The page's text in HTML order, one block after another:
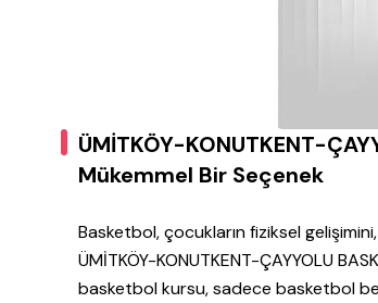
ÜMİTKÖY-KONUTKENT-
Mükemmel Bir Seçenek
Basketbol, çocukların fiziksel
ÜMİTKÖY-KONUTKENT-ÇAYYOLU
basketbol kursu, sadece basketbol